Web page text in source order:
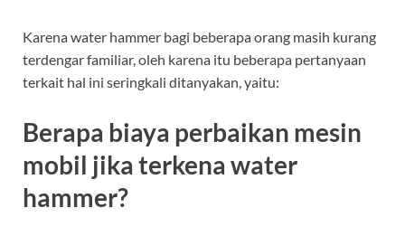
Karena water hammer bagi beberapa orang masih kurang
terdengar familiar, oleh karena itu beberapa pertanyaan
terkait hal ini seringkali ditanyakan, yaitu:
Berapa biaya perbaikan mesin
mobil jika terkena water
hammer?